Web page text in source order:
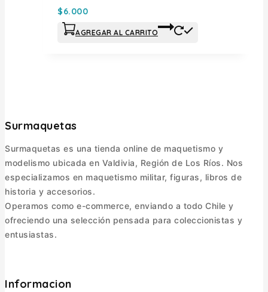
$6.000
AGREGAR AL CARRITO
Surmaquetas
Surmaquetas es una tienda online de maquetismo y
modelismo ubicada en Valdivia, Región de Los Ríos. Nos
especializamos en maquetismo militar, figuras, libros de
historia y accesorios.
Operamos como e-commerce, enviando a todo Chile y
ofreciendo una selección pensada para coleccionistas y
entusiastas.
Informacion